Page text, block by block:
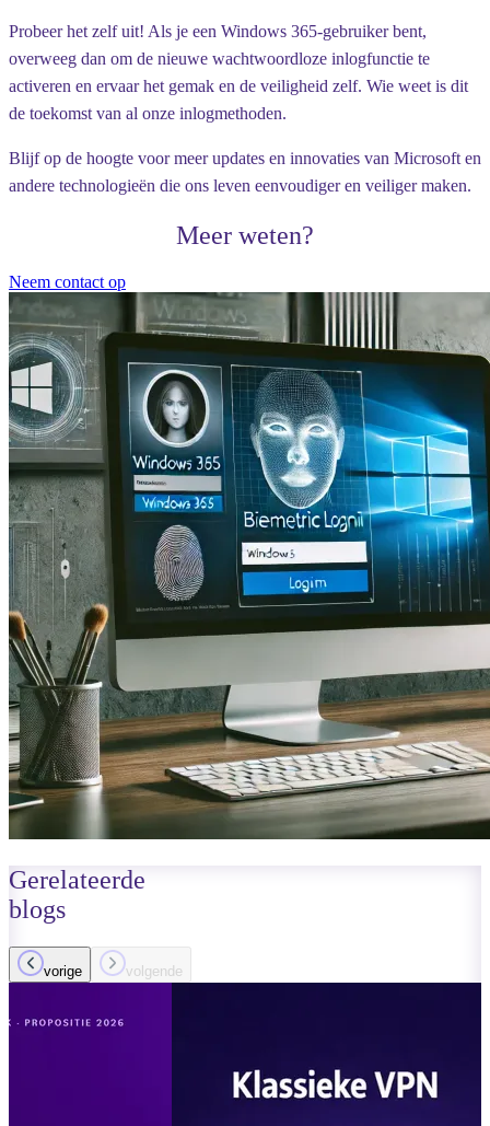
Probeer het zelf uit! Als je een Windows 365-gebruiker bent,
overweeg dan om de nieuwe wachtwoordloze inlogfunctie te
activeren en ervaar het gemak en de veiligheid zelf. Wie weet is dit
de toekomst van al onze inlogmethoden.
Blijf op de hoogte voor meer updates en innovaties van Microsoft en
andere technologieën die ons leven eenvoudiger en veiliger maken.
Meer weten?
Neem contact op
Gerelateerde
blogs
vorige volgende